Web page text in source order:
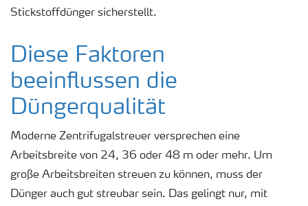
Stickstoffdünger sicherstellt.
Diese Faktoren
beeinflussen die
Düngerqualität
Moderne Zentrifugalstreuer versprechen eine
Arbeitsbreite von 24, 36 oder 48 m oder mehr. Um
große Arbeitsbreiten streuen zu können, muss der
Dünger auch gut streubar sein. Das gelingt nur, mit